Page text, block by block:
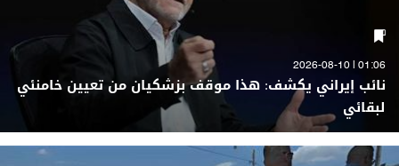
01:06 | 2026-08-10
نائب إيراني يكشف: هذا موقف بزشكيان من تعيين خامنئي
لبقائي